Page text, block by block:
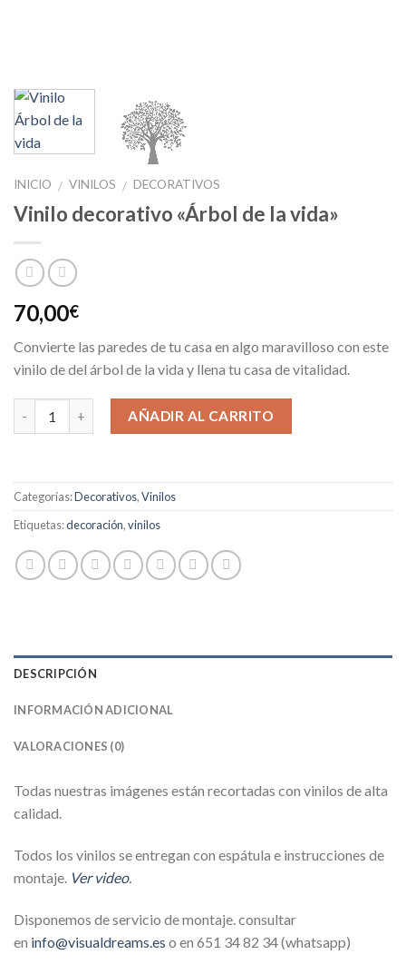
INICIO / VINILOS / DECORATIVOS
Vinilo decorativo «Árbol de la vida»
70,00€
Convierte las paredes de tu casa en algo maravilloso con este
vinilo de del árbol de la vida y llena tu casa de vitalidad.
AÑADIR AL CARRITO
Categorías:Decorativos,Vinilos
Etiquetas:decoración,vinilos
DESCRIPCIÓN
INFORMACIÓN ADICIONAL
VALORACIONES (0)
Todas nuestras imágenes están recortadas con vinilos de alta
calidad.
Todos los vinilos se entregan con espátula e instrucciones de
montaje. Ver video.
Disponemos de servicio de montaje. consultar
en info@visualdreams.es o en 651 34 82 34 (whatsapp)